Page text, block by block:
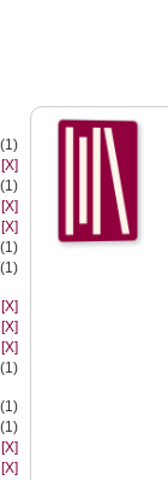
(1)
[X]
(1)
[X]
[X]
(1)
(1)
[X]
[X]
[X]
(1)
(1)
(1)
[X]
[X]